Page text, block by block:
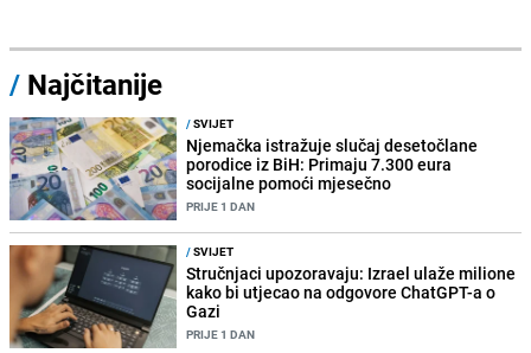
/ Najčitanije
/SVIJET
Njemačka istražuje slučaj desetočlane
porodice iz BiH: Primaju 7.300 eura
socijalne pomoći mjesečno
PRIJE 1 DAN
/SVIJET
Stručnjaci upozoravaju: Izrael ulaže milione
kako bi utjecao na odgovore ChatGPT-a o
Gazi
PRIJE 1 DAN